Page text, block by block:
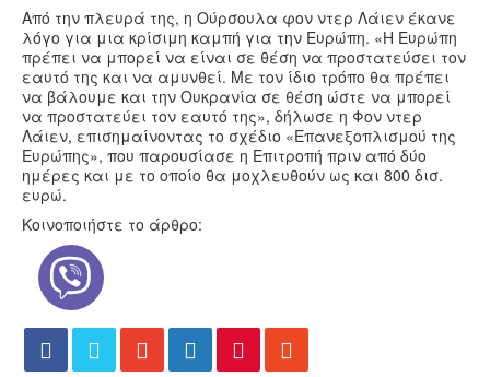
Από την πλευρά της, η Ούρσουλα φον ντερ Λάιεν έκανε
λόγο για μια κρίσιμη καμπή για την Ευρώπη. «Η Ευρώπη
πρέπει να μπορεί να είναι σε θέση να προστατεύσει τον
εαυτό της και να αμυνθεί. Με τον ίδιο τρόπο θα πρέπει
να βάλουμε και την Ουκρανία σε θέση ώστε να μπορεί
να προστατεύει τον εαυτό της», δήλωσε η Φον ντερ
Λάιεν, επισημαίνοντας το σχέδιο «Επανεξοπλισμού της
Ευρώπης», που παρουσίασε η Επιτροπή πριν από δύο
ημέρες και με το οποίο θα μοχλευθούν ως και 800 δισ.
ευρώ.
Κοινοποιήστε το άρθρο: